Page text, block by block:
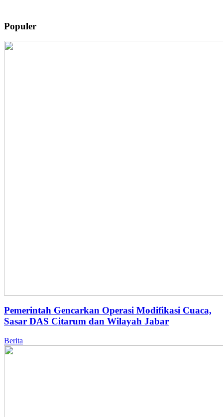
Populer
Pemerintah Gencarkan Operasi Modifikasi Cuaca,
Sasar DAS Citarum dan Wilayah Jabar
Berita